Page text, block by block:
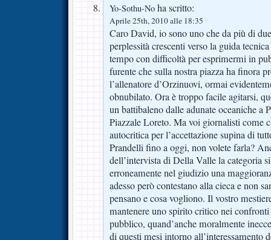
Yo-Sothu-No ha scritto:
Aprile 25th, 2010 alle 18:35
Caro David, io sono uno che da più di
perplessità crescenti verso la guida
tempo con difficoltà per esprimermi in
furente che sulla nostra piazza ha finora
l’allenatore d’Orzinuovi, ormai
obnubilato. Ora è troppo facile agitarsi,
un battibaleno dalle adunate oceaniche a
Piazzale Loreto. Ma voi giornalisti come
autocritica per l’accettazione supina di
Prandelli fino a oggi, non volete farla?
dell’intervista di Della Valle la categoria
erroneamente nel giudizio una
adesso però contestano alla cieca e non
pensano e cosa vogliono. Il vostro
mantenere uno spirito critico nei
pubblico, quand’anche moralmente
di questi mesi intorno all’interessamento